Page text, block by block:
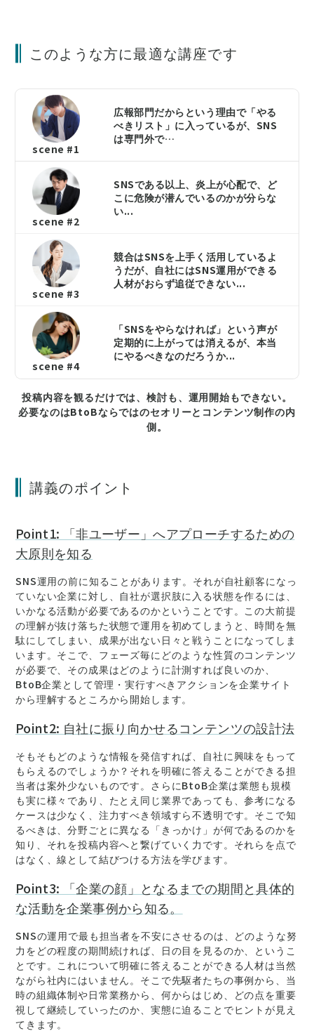
このような方に最適な講座です
scene #1
広報部門だからという理由で「やる
べきリスト」に入っているが、SNS
は専門外で…
scene #2
SNSである以上、炎上が心配で、ど
こに危険が潜んでいるのかが分らな
い...
scene #3
競合はSNSを上手く活用しているよ
うだが、自社にはSNS運用ができる
人材がおらず追従できない...
scene #4
「SNSをやらなければ」という声が
定期的に上がっては消えるが、本当
にやるべきなのだろうか...
投稿内容を観るだけでは、検討も、運用開始もできない。
必要なのはBtoBならではのセオリーとコンテンツ制作の内
側。
講義のポイント
Point1: 「非ユーザー」へアプローチするための
大原則を知る
SNS運用の前に知ることがあります。それが自社顧客になっ
ていない企業に対し、自社が選択肢に入る状態を作るには、
いかなる活動が必要であるのかということです。この大前提
の理解が抜け落ちた状態で運用を初めてしまうと、時間を無
駄にしてしまい、成果が出ない日々と戦うことになってしま
います。そこで、フェーズ毎にどのような性質のコンテンツ
が必要で、その成果はどのように計測すれば良いのか、
BtoB企業として管理・実行すべきアクションを企業サイト
から理解するところから開始します。
Point2: 自社に振り向かせるコンテンツの設計法
そもそもどのような情報を発信すれば、自社に興味をもって
もらえるのでしょうか？それを明確に答えることができる担
当者は案外少ないものです。さらにBtoB企業は業態も規模
も実に様々であり、たとえ同じ業界であっても、参考になる
ケースは少なく、注力すべき領域すら不透明です。そこで知
るべきは、分野ごとに異なる「きっかけ」が何であるのかを
知り、それを投稿内容へと繋げていく力です。それらを点で
はなく、線として結びつける方法を学びます。
Point3: 「企業の顔」となるまでの期間と具体的
な活動を企業事例から知る。
SNSの運用で最も担当者を不安にさせるのは、どのような努
力をどの程度の期間続ければ、日の目を見るのか、というこ
とです。これについて明確に答えることができる人材は当然
ながら社内にはいません。そこで先駆者たちの事例から、当
時の組織体制や日常業務から、何からはじめ、どの点を重要
視して継続していったのか、実態に迫ることでヒントが見え
てきます。